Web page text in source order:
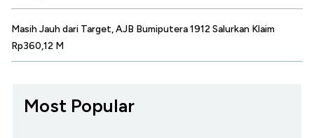
Masih Jauh dari Target, AJB Bumiputera 1912 Salurkan Klaim
Rp360,12 M
Most Popular